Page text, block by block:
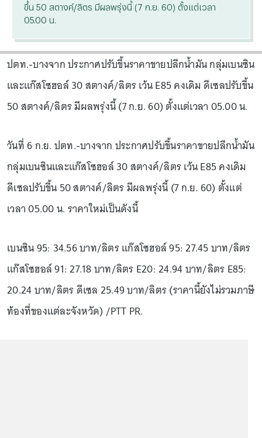
ขึ้น 50 สตางค์/ลิตร มีผลพรุ่งนี้ (7 ก.ย. 60) ตั้งแต่เวลา
05.00 น.
ปตท.-บางจาก ประกาศปรับขึ้นราคาขายปลีกน้ำมัน กลุ่มเบนซิน
และแก๊สโซฮอล์ 30 สตางค์/ลิตร เว้น E85 คงเดิม ดีเซลปรับขึ้น
50 สตางค์/ลิตร มีผลพรุ่งนี้ (7 ก.ย. 60) ตั้งแต่เวลา 05.00 น.
วันที่ 6 ก.ย. ปตท.-บางจาก ประกาศปรับขึ้นราคาขายปลีกน้ำมัน
กลุ่มเบนซินและแก๊สโซฮอล์ 30 สตางค์/ลิตร เว้น E85 คงเดิม
ดีเซลปรับขึ้น 50 สตางค์/ลิตร มีผลพรุ่งนี้ (7 ก.ย. 60) ตั้งแต่
เวลา 05.00 น. ราคาใหม่เป็นดังนี้
เบนซิน 95: 34.56 บาท/ลิตร แก๊สโซฮอล์ 95: 27.45 บาท/ลิตร
แก๊สโซฮอล์ 91: 27.18 บาท/ลิตร E20: 24.94 บาท/ลิตร E85:
20.24 บาท/ลิตร ดีเซล 25.49 บาท/ลิตร (ราคานี้ยังไม่รวมภาษี
ท้องที่ของแต่ละจังหวัด) /PTT PR.